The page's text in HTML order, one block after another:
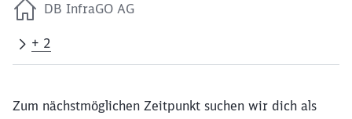
DB InfraGO AG
+ 2
Zum nächstmöglichen Zeitpunkt suchen wir dich als